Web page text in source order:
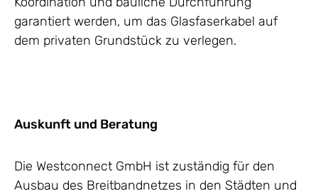
garantiert werden, um das Glasfaserkabel auf
dem privaten Grundstück zu verlegen.
Auskunft und Beratung
Die Westconnect GmbH ist zuständig für den
Ausbau des Breitbandnetzes in den Städten und